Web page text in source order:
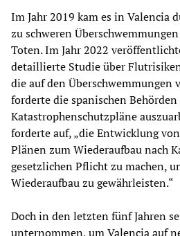
Im Jahr 2019 kam es in Valencia
zu schweren
Toten. Im Jahr 2022
detaillierte Studie über
die auf den Überschwemmungen
forderte die spanischen Behörden
Katastrophenschutzpläne
forderte auf, „die Entwicklung
Plänen zum Wiederaufbau nach
gesetzlichen Pflicht zu machen,
Wiederaufbau zu gewährleisten.“
Doch in den letzten fünf Jahren
unternommen, um Valencia auf